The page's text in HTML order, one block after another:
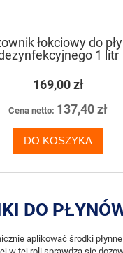
łokciowy do
1 litr
169,00 zł
Cena netto: 137,40 zł
DO KOSZYKA
DO
aplikować środki